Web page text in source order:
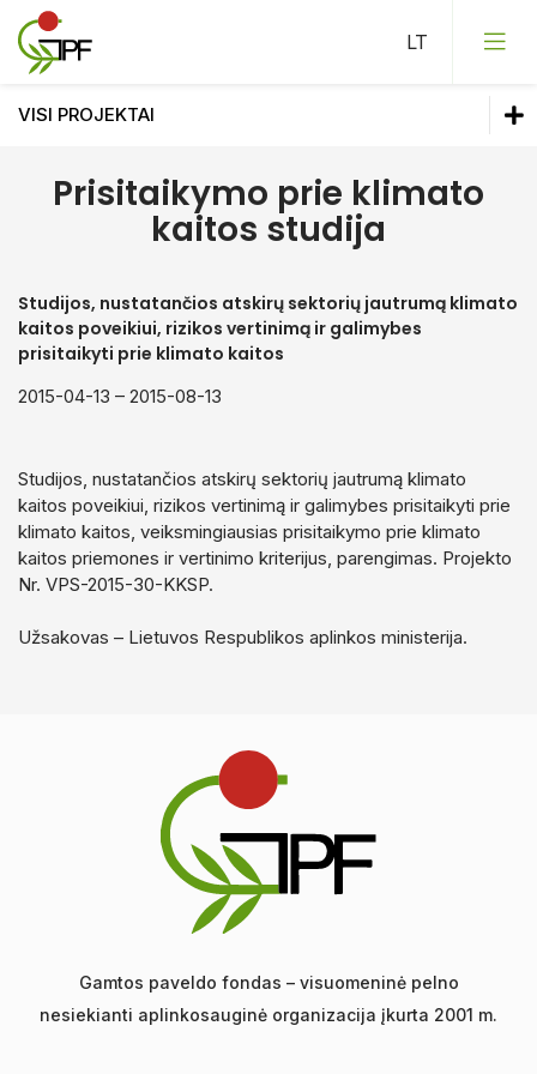
Saugomų teritorijų planavimo dokumentų rengimas
Gamtotvarka
Hidrologinio režimo atkūrimas, monitoringas
Aplinkosauginių leidinių rengimas ir leidyba
Pagal temas
Visi projektai
Mokslinės monografijos
Turizmo leidiniai
Gamtos albumai
Metodinės rekomendacijos
VISI PROJEKTAI
Vykdomi projektai
Prisitaikymo prie klimato
kaitos studija
Studijos, nustatančios atskirų sektorių jautrumą klimato
kaitos poveikiui, rizikos vertinimą ir galimybes
prisitaikyti prie klimato kaitos
2015-04-13 – 2015-08-13
Studijos, nustatančios atskirų sektorių jautrumą klimato
kaitos poveikiui, rizikos vertinimą ir galimybes prisitaikyti prie
klimato kaitos, veiksmingiausias prisitaikymo prie klimato
kaitos priemones ir vertinimo kriterijus, parengimas. Projekto
Nr. VPS-2015-30-KKSP.
Užsakovas – Lietuvos Respublikos aplinkos ministerija.
Gamtos paveldo fondas – visuomeninė pelno
nesiekianti aplinkosauginė organizacija įkurta 2001 m.